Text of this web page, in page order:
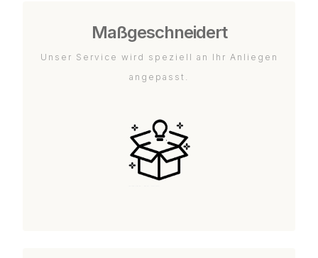
Maßgeschneidert
Unser Service wird speziell an Ihr Anliegen
angepasst.